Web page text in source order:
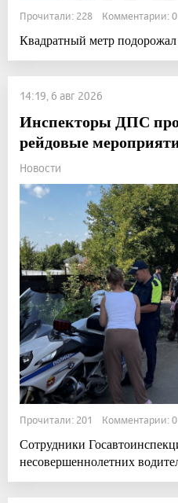
Прочитали: 228 Комментарии: 0
Квадратный метр подорожал
14:19, 6 авг 2026
Инспекторы ДПС
рейдовые
Новости
Прочитали: 201 Комментарии: 0
Сотрудники
несовершеннолетних